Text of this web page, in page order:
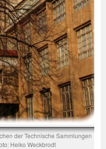
der Technische Sammlungen
Heiko Weckbrodt